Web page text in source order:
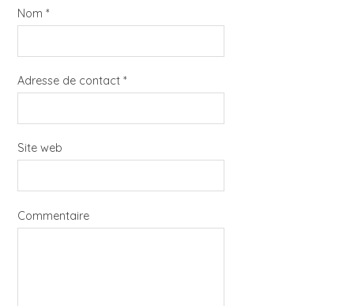
Nom*
Adresse de contact*
Site web
Commentaire